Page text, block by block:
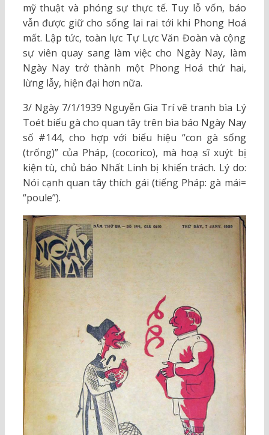
mỹ thuật và phóng sự thực tế. Tuy lỗ vốn, báo
vẫn được giữ cho sống lai rai tới khi Phong Hoá
mất. Lập tức, toàn lực Tự Lực Văn Đoàn và cộng
sự viên quay sang làm việc cho Ngày Nay, làm
Ngày Nay trở thành một Phong Hoá thứ hai,
lừng lẫy, hiện đại hơn nữa.
3/ Ngày 7/1/1939 Nguyễn Gia Trí vẽ tranh bìa Lý
Toét biếu gà cho quan tây trên bìa báo Ngày Nay
số #144, cho hợp với biểu hiệu “con gà sống
(trống)” của Pháp, (cocorico), mà hoạ sĩ xuýt bị
kiện tù, chủ báo Nhất Linh bị khiển trách. Lý do:
Nói cạnh quan tây thích gái (tiếng Pháp: gà mái=
“poule”).